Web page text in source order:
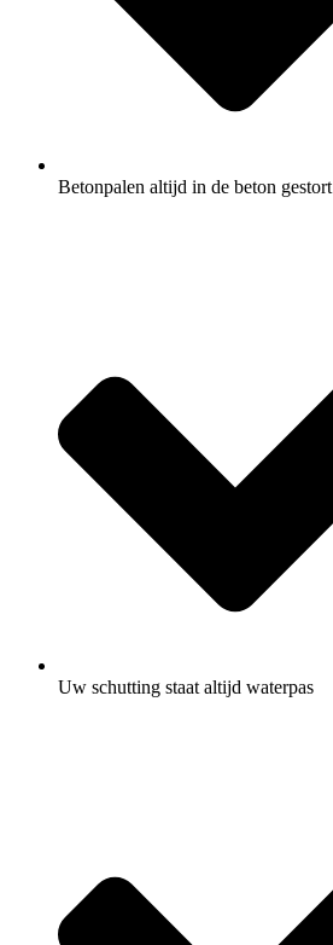
Betonpalen altijd in de beton gestort
Uw schutting staat altijd waterpas